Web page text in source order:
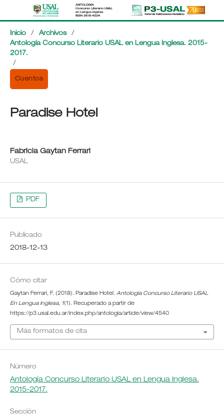
Inicio / Archivos
/
Antología Concurso Literario USAL en Lengua Inglesa. 2015-
2017.
/
Cuentos
Paradise Hotel
Fabricia Gaytan Ferrari
USAL
PDF
Publicado
2018-12-13
Cómo citar
Gaytan Ferrari, F. (2018). Paradise Hotel. Antología Concurso Literario USAL
En Lengua Inglesa, 1(1). Recuperado a partir de
https://p3.usal.edu.ar/index.php/antologia/article/view/4540
Más formatos de cita
Número
Antología Concurso Literario USAL en Lengua Inglesa.
2015-2017.
Sección